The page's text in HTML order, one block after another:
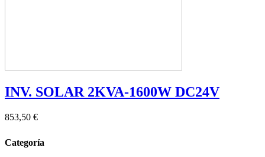
INV. SOLAR 2KVA-1600W DC24V
853,50 €
Categoría